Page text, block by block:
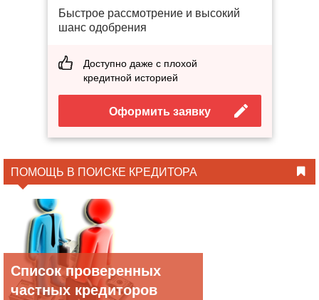
Быстрое рассмотрение и высокий
шанс одобрения
Доступно даже с плохой
кредитной историей
Оформить заявку
ПОМОЩЬ В ПОИСКЕ КРЕДИТОРА
Список проверенных
частных кредиторов